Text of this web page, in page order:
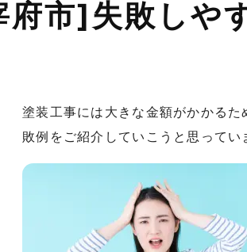
府市]失敗しや
塗装工事には大きな金額がかかる
敗例をご紹介していこうと思ってい